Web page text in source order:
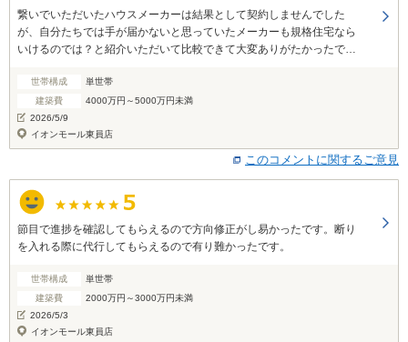
繋いでいただいたハウスメーカーは結果として契約しませんでした
が、自分たちでは手が届かないと思っていたメーカーも規格住宅なら
いけるのでは？と紹介いただいて比較できて大変ありがたかったで
世帯構成
単世帯
建築費
4000万円～5000万円未満
2026/5/9
イオンモール東員店
このコメントに関するご意見
節目で進捗を確認してもらえるので方向修正がし易かったです。断り
を入れる際に代行してもらえるので有り難かったです。
世帯構成
単世帯
建築費
2000万円～3000万円未満
2026/5/3
イオンモール東員店